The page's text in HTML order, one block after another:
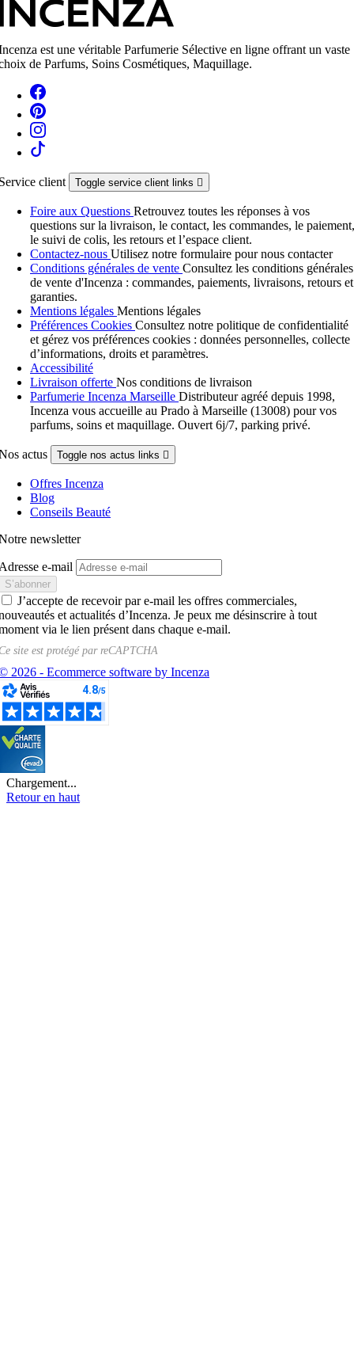
est une véritable Parfumerie Sélective en ligne offrant un vaste
de Parfums, Soins Cosmétiques, Maquillage.
client Toggle service client links 
Foire aux Questions Retrouvez toutes les réponses à vos
questions sur la livraison, le contact, les commandes, le paiement,
le suivi de colis, les retours et l’espace client.
Contactez-nous Utilisez notre formulaire pour nous contacter
Conditions générales de vente Consultez les conditions générales
de vente d'Incenza : commandes, paiements, livraisons, retours et
garanties.
Mentions légales Mentions légales
Préférences Cookies Consultez notre politique de confidentialité
et gérez vos préférences cookies : données personnelles, collecte
d’informations, droits et paramètres.
Accessibilité
Livraison offerte Nos conditions de livraison
Parfumerie Incenza Marseille Distributeur agréé depuis 1998,
Incenza vous accueille au Prado à Marseille (13008) pour vos
parfums, soins et maquillage. Ouvert 6j/7, parking privé.
actus Toggle nos actus links 
Offres Incenza
Blog
Conseils Beauté
newsletter
e-mail
J’accepte de recevoir par e-mail les offres commerciales,
et actualités d’Incenza. Je peux me désinscrire à tout
via le lien présent dans chaque e-mail.
site est protégé parreCAPTCHA
2026 - Ecommerce software by Incenza
Chargement...
Retour en haut